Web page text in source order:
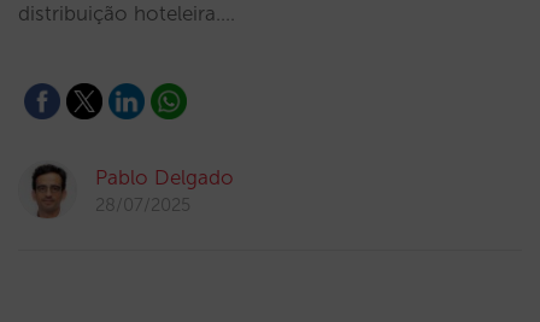
distribuição hoteleira.…
Pablo Delgado
28/07/2025